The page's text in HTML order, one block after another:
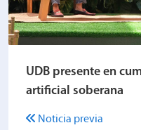
UDB presente en
artificial soberana
Noticia previa